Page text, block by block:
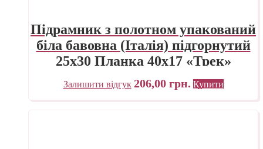
Підрамник з полотном упакований
біла бавовна (Італія) підгорнутий
25х30 Планка 40х17 «Трек»
Україна
Залишити відгук 206,00 грн. Купити